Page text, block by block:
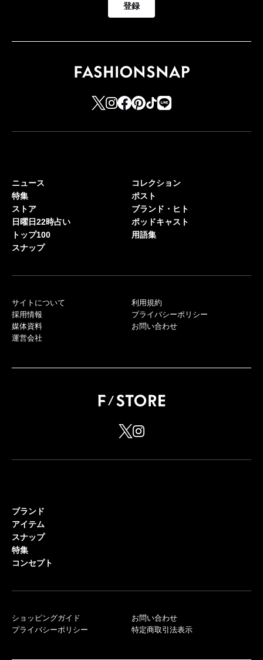
登録
ニュース
特集
ストア
日曜日22時占い
トップ100
スナップ
コレクション
ポスト
ブランド・ヒト
ポッドキャスト
用語集
サイトについて
採用情報
媒体資料
運営会社
利用規約
プライバシーポリシー
お問い合わせ
ブランド
アイテム
スナップ
特集
コンセプト
ショッピングガイド
プライバシーポリシー
お問い合わせ
特定商取引法表示